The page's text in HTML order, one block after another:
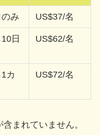
み US$37/名
日
US$62/名
カ
US$72/名
まれていません。